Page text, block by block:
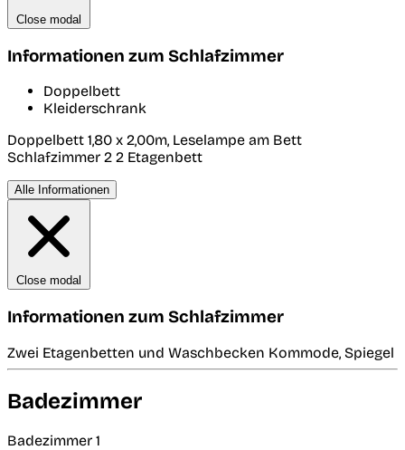
Close modal
Informationen zum Schlafzimmer
Doppelbett
Kleiderschrank
Doppelbett 1,80 x 2,00m, Leselampe am Bett
Schlafzimmer 2 2 Etagenbett
Alle Informationen
Close modal
Informationen zum Schlafzimmer
Zwei Etagenbetten und Waschbecken Kommode, Spiegel
Badezimmer
Badezimmer 1